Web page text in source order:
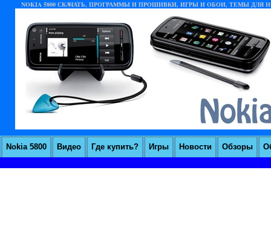
NOKIA 5800 СКАЧАТЬ, ПРОГРАММЫ И ПРОШИВКИ, ИГРЫ И ОБОИ, ТЕМЫ ДЛЯ
Nokia 5800 Видео Где купить? Игры Новости Обзоры